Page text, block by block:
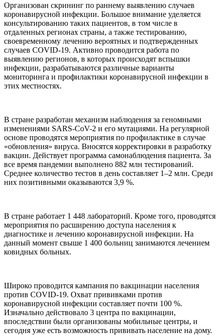
Организован скрининг по раннему выявлению случаев
коронавирусной инфекции. Большое внимание уделяется
консультированию таких пациентов, в том числе в
отдаленных регионах страны, а также тестированию,
своевременному лечению вероятных и подтвержденных
случаев COVID-19. Активно проводится работа по
выявлению регионов, в которых происходят вспышки
инфекции, разрабатываются различные варианты
мониторинга и профилактики коронавирусной инфекции в
этих местностях.
В стране разработан механизм наблюдения за геномными
изменениями SARS-CoV-2 и его мутациями. На регулярной
основе проводятся мероприятия по профилактике в случае
«обновления» вируса. Вносятся корректировки в разработку
вакцин. Действует программа самонаблюдения пациента. За
все время пандемии выполнено 882 млн тестирований.
Среднее количество тестов в день составляет 1–2 млн. Среди
них позитивными оказываются 3,9 %.
В стране работает 1 448 лабораторий. Кроме того, проводятся
мероприятия по расширению доступа населения к
диагностике и лечению коронавирусной инфекции. На
данный момент свыше 1 400 больниц занимаются лечением
ковидных больных.
Широко проводится кампания по вакцинации населения
против COVID-19. Охват прививками против
коронавирусной инфекции составляет почти 100 %.
Изначально действовало 3 центра по вакцинации,
впоследствии были организованы мобильные центры, и
сегодня уже есть возможность прививать население на дому.